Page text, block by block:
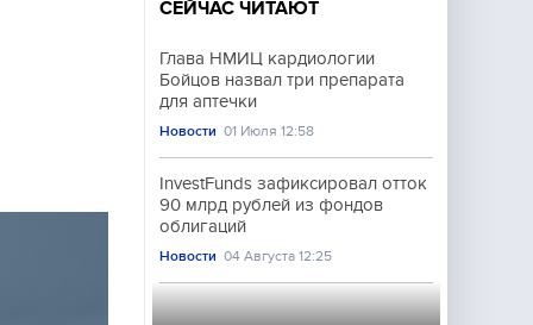
СЕЙЧАС ЧИТАЮТ
Глава НМИЦ кардиологии
Бойцов назвал три препарата
для аптечки
Новости 01 Июля 12:58
InvestFunds зафиксировал отток
90 млрд рублей из фондов
облигаций
Новости 04 Августа 12:25